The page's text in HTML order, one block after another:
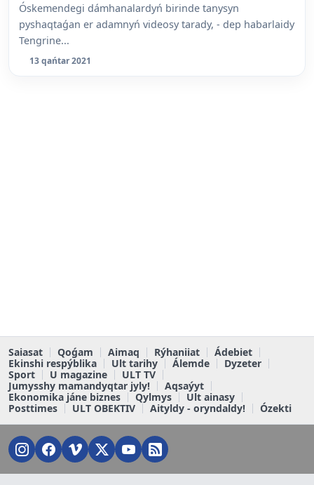
Óskemendegi dámhanalardyń birinde tanysyn
pyshaqtaǵan er adamnyń videosy tarady, - dep habarlaidy
Tengrine...
13 qańtar 2021
Saiasat Qoǵam Aimaq Rýhaniiat
Ádebiet
Ekinshi respýblika
Ult tarihy Álemde
Dyzeter
Sport
U magazine
ULT TV
Jumysshy mamandyqtar jyly!
Aqsaýyt
Ekonomika jáne biznes
Qylmys
Ult ainasy
Posttimes
ULT OBEKTIV Aityldy - oryndaldy! Ózekti